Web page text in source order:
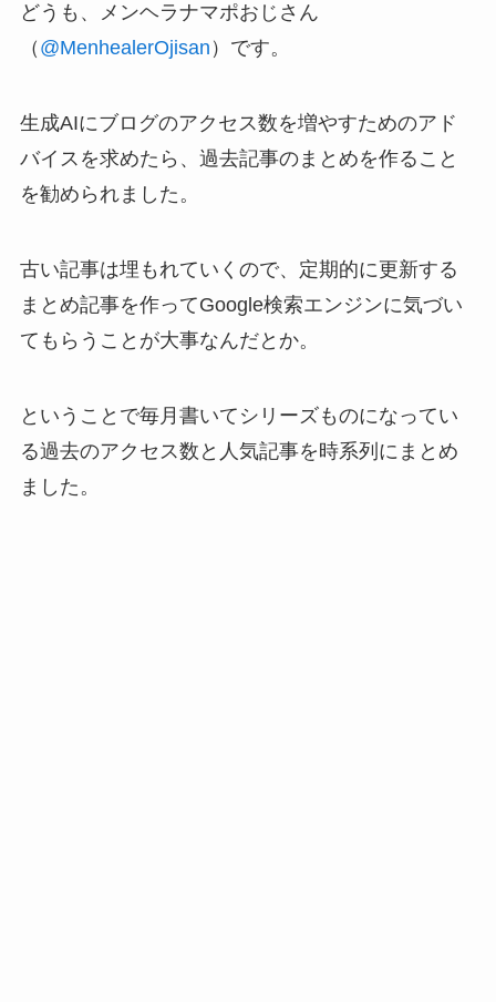
どうも、メンヘラナマポおじさん
（ @MenhealerOjisan ）です。
生成AIにブログのアクセス数を増やすためのアド
バイスを求めたら、過去記事のまとめを作ること
を勧められました。
古い記事は埋もれていくので、定期的に更新する
まとめ記事を作ってGoogle検索エンジンに気づい
てもらうことが大事なんだとか。
ということで毎月書いてシリーズものになってい
る過去のアクセス数と人気記事を時系列にまとめ
ました。